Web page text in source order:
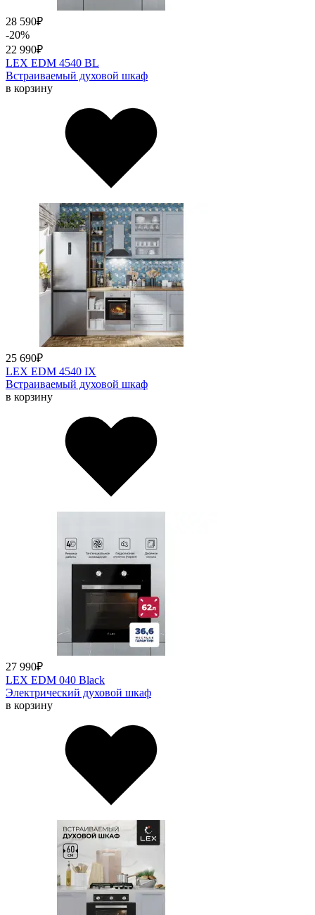
28 590₽
-20%
22 990₽
LEX EDM 4540 BL
Встраиваемый духовой шкаф
в корзину
25 690₽
LEX EDM 4540 IX
Встраиваемый духовой шкаф
в корзину
27 990₽
LEX EDM 040 Black
Электрический духовой шкаф
в корзину